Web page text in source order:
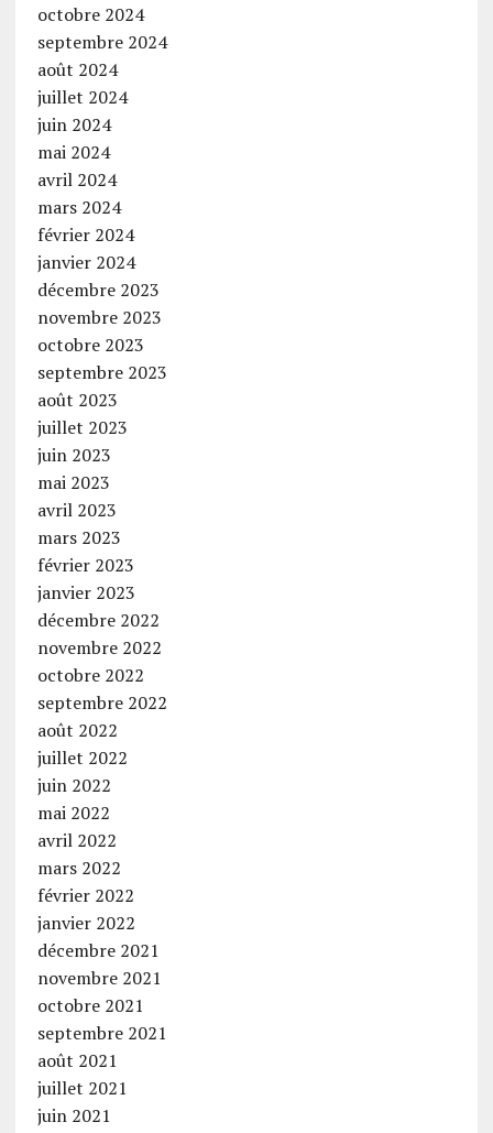
octobre 2024
septembre 2024
août 2024
juillet 2024
juin 2024
mai 2024
avril 2024
mars 2024
février 2024
janvier 2024
décembre 2023
novembre 2023
octobre 2023
septembre 2023
août 2023
juillet 2023
juin 2023
mai 2023
avril 2023
mars 2023
février 2023
janvier 2023
décembre 2022
novembre 2022
octobre 2022
septembre 2022
août 2022
juillet 2022
juin 2022
mai 2022
avril 2022
mars 2022
février 2022
janvier 2022
décembre 2021
novembre 2021
octobre 2021
septembre 2021
août 2021
juillet 2021
juin 2021